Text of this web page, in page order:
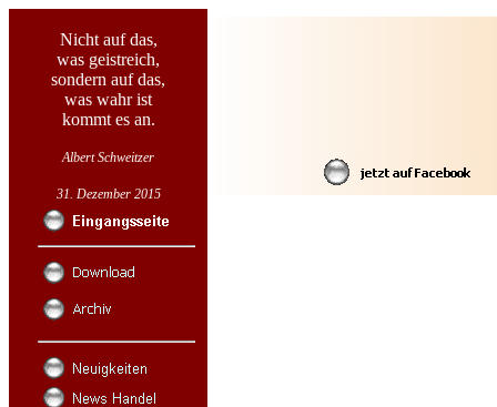
Nicht auf das,
was geistreich,
sondern auf das,
was wahr ist
kommt es an.
Albert Schweitzer
31. Dezember 2015